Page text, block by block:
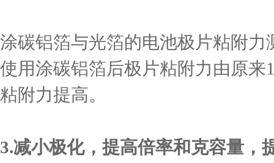
涂碳铝箔与光箔的电池极片粘附力
使用涂碳铝箔后极片粘附力由原
粘附力提高。
3.减小极化，提高倍率和克容量，